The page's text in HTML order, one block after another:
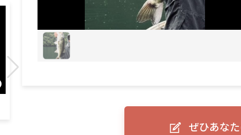
ぜひあな
ライブソナーをより身近に！HOOK REVEAL
ットHD！
魚探